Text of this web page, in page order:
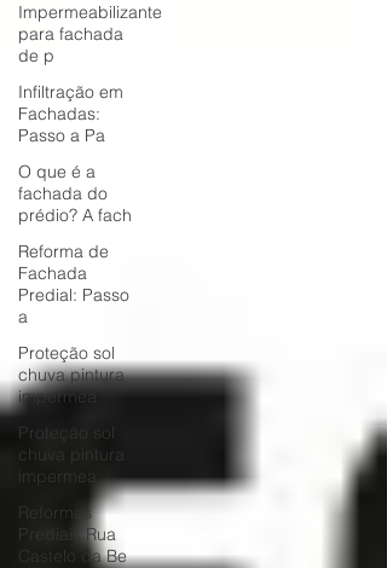
Impermeabilizante
para fachada
de p
Infiltração em
Fachadas:
Passo a Pa
O que é a
fachada do
prédio? A fach
Reforma de
Fachada
Predial: Passo
a
Proteção sol
chuva pintura
impermea
Proteção sol
chuva pintura
impermea
Reformas
Prediais Rua
Castelo da Be